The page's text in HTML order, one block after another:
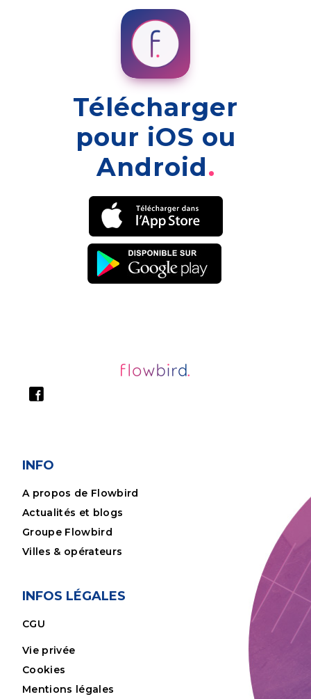
Télécharger
pour iOS ou
Android
INFO
A propos de Flowbird
Actualités et blogs
Groupe Flowbird
Villes & opérateurs
INFOS LÉGALES
CGU
Vie privée
Cookies
Mentions légales